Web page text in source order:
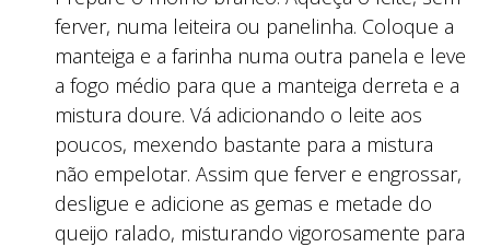
ferver, numa leiteira ou panelinha. Coloque a
manteiga e a farinha numa outra panela e leve
a fogo médio para que a manteiga derreta e a
mistura doure. Vá adicionando o leite aos
poucos, mexendo bastante para a mistura
não empelotar. Assim que ferver e engrossar,
desligue e adicione as gemas e metade do
queijo ralado, misturando vigorosamente para